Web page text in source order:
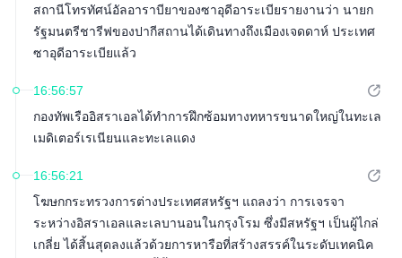
สถานีโทรทัศน์อัลอาราบียาของซาอุดีอาระเบียรายงานว่า นายก
รัฐมนตรีชารีฟของปากีสถานได้เดินทางถึงเมืองเจดดาห์ ประเทศ
ซาอุดีอาระเบียแล้ว
16:56:57
กองทัพเรืออิสราเอลได้ทำการฝึกซ้อมทางทหารขนาดใหญ่ในทะเล
เมดิเตอร์เรเนียนและทะเลแดง
16:56:21
โฆษกกระทรวงการต่างประเทศสหรัฐฯ แถลงว่า การเจรจา
ระหว่างอิสราเอลและเลบานอนในกรุงโรม ซึ่งมีสหรัฐฯ เป็นผู้ไกล่
เกลี่ย ได้สิ้นสุดลงแล้วด้วยการหารือที่สร้างสรรค์ในระดับเทคนิค